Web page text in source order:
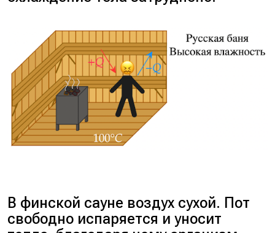
В финской сауне воздух сухой. Пот
свободно испаряется и уносит